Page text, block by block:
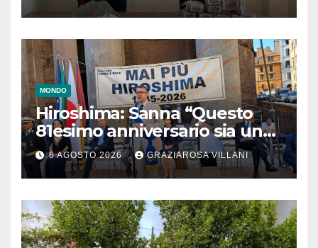
MONDO
Hiroshima: Sanna “Questo
81esimo anniversario sia un
monito per tutti”
6 AGOSTO 2026 GRAZIAROSA VILLANI